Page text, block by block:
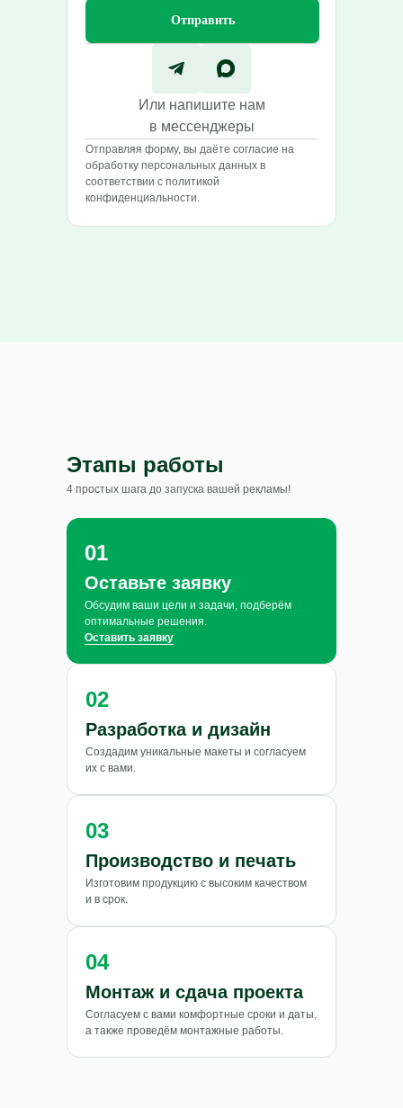
Отправить
Или напишите нам
в мессенджеры
Отправляя форму, вы даёте согласие на
обработку персональных данных в
соответствии с политикой
конфиденциальности.
01
Оставьте заявку
Обсудим ваши цели и задачи, подберём
оптимальные решения.
Оставить заявку
02
Разработка и дизайн
Создадим уникальные макеты и согласуем
их с вами.
03
Производство и печать
Изготовим продукцию с высоким качеством
и в срок.
04
Монтаж и сдача проекта
Согласуем с вами комфортные сроки и даты,
а также проведём монтажные работы.
Этапы работы
4 простых шага до запуска вашей рекламы!
ТРАНСРЕКЛАМА